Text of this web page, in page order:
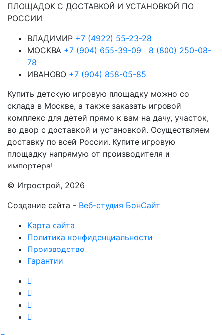
ПЛОЩАДОК С ДОСТАВКОЙ И УСТАНОВКОЙ ПО
РОССИИ
ВЛАДИМИР +7 (4922) 55-23-28
МОСКВА +7 (904) 655-39-09
8 (800) 250-08-
78
ИВАНОВО +7 (904) 858-05-85
Купить детскую игровую площадку можно со
склада в Москве, а также заказать игровой
комплекс для детей прямо к вам на дачу, участок,
во двор с доставкой и установкой. Осуществляем
доставку по всей России. Купите игровую
площадку напрямую от производителя и
импортера!
© Игрострой, 2026
Создание сайта - Веб-студия БонСайт
Карта сайта
Политика конфиденциальности
Производство
Гарантии